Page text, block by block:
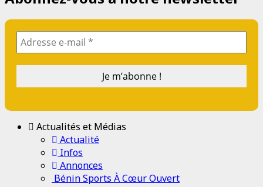
Actualités et Médias
Actualité
Infos
Annonces
Bénin Sports À Cœur Ouvert